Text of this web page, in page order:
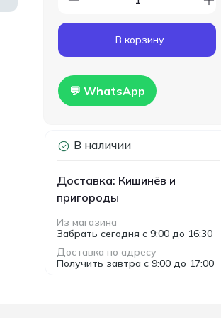
Гипсокартон
влагостойкий Knauf
1200x2500x12.5мм
160.00
MDL
В корзину
💬 WhatsApp
В наличии
Доставка: Кишинёв и
пригороды
Из магазина
Забрать сегодня с 9:00 до 16:30
Доставка по адресу
Получить завтра с 9:00 до 17:00